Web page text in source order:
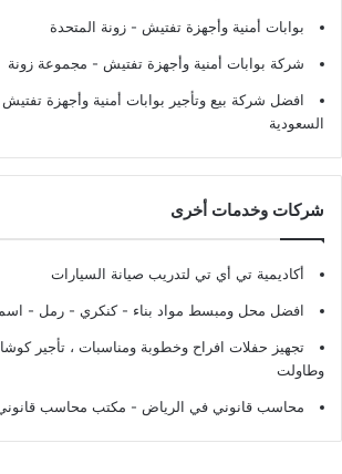
بوابات أمنية وأجهزة تفتيش - زونة المتحدة
شركة بوابات أمنية وأجهزة تفتيش - مجموعة زونة
افضل شركة بيع وتأجير بوابات أمنية وأجهزة
السعودية
شركات وخدمات أخرى
أكاديمية تي أي تي لتدريب صيانة السيارات
افضل محل ومبسط مواد بناء - كنكري - رمل -
تجهيز حفلات افراح وخطوبة ومناسبات ، تأجير
وطاولت
محاسب قانوني في الرياض - مكتب محاسب قانوني